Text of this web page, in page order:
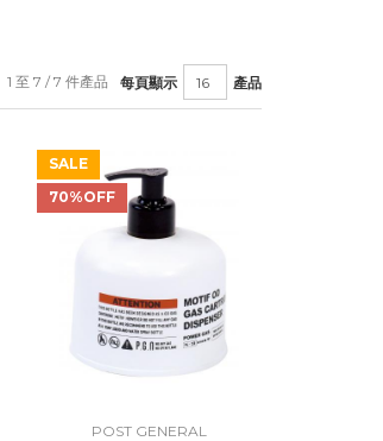
每頁顯示 產品
1 至 7 / 7 件產品
SALE
70%OFF
POST GENERAL